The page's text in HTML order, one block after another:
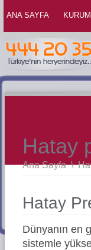
ANA SAYFA
Hatay
Ana Sayfa \
Hatay
Dünyanın en
sistemle